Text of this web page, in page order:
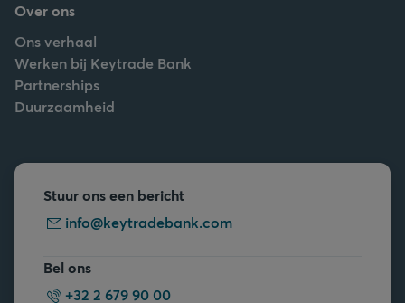
Over ons
Ons verhaal
Werken bij Keytrade Bank
Partnerships
Duurzaamheid
Stuur ons een bericht
info@keytradebank.com
Bel ons
+32 2 679 90 00